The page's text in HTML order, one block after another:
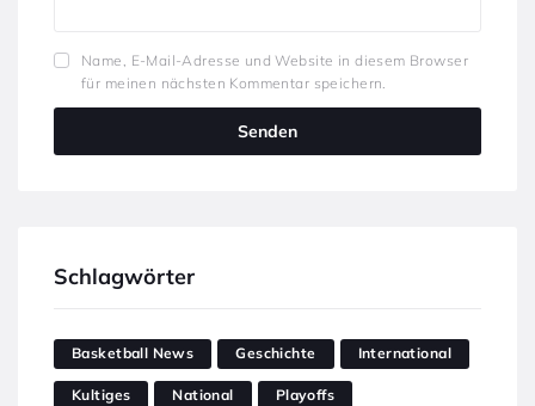
Name, E-Mail-Adresse und Website in diesem Browser
für meinen nächsten Kommentar speichern.
Schlagwörter
Basketball News Geschichte International
Kultiges National Playoffs